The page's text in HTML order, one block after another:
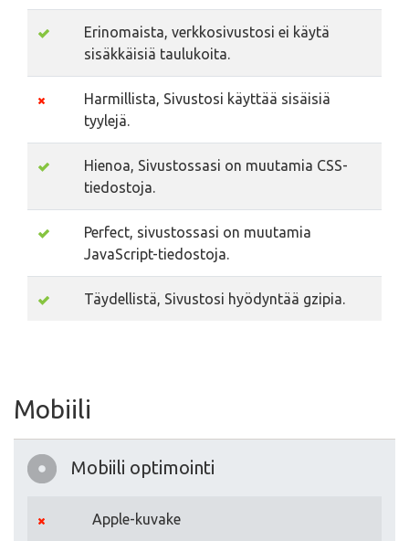
Erinomaista, verkkosivustosi ei käytä
sisäkkäisiä taulukoita.
Harmillista, Sivustosi käyttää sisäisiä
tyylejä.
Hienoa, Sivustossasi on muutamia CSS-
tiedostoja.
Perfect, sivustossasi on muutamia
JavaScript-tiedostoja.
Täydellistä, Sivustosi hyödyntää gzipia.
Mobiili
Mobiili optimointi
Apple-kuvake